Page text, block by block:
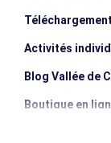
Activités
Blog Vallée de
Boutique en